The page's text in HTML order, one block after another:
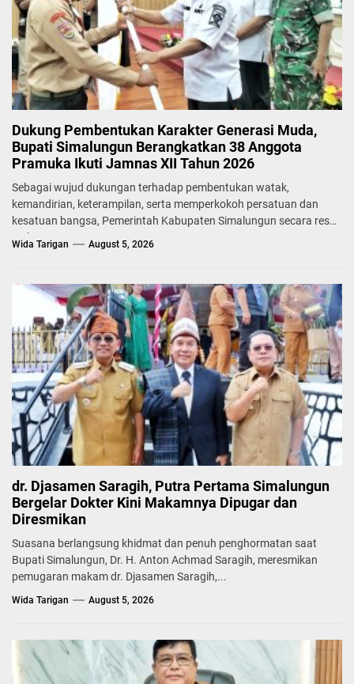
Dukung Pembentukan Karakter Generasi Muda,
Bupati Simalungun Berangkatkan 38 Anggota
Pramuka Ikuti Jamnas XII Tahun 2026
Sebagai wujud dukungan terhadap pembentukan watak,
kemandirian, keterampilan, serta memperkokoh persatuan dan
kesatuan bangsa, Pemerintah Kabupaten Simalungun secara resmi
melepas...
Wida Tarigan August 5, 2026
dr. Djasamen Saragih, Putra Pertama Simalungun
Bergelar Dokter Kini Makamnya Dipugar dan
Diresmikan
Suasana berlangsung khidmat dan penuh penghormatan saat
Bupati Simalungun, Dr. H. Anton Achmad Saragih, meresmikan
pemugaran makam dr. Djasamen Saragih,...
Wida Tarigan August 5, 2026